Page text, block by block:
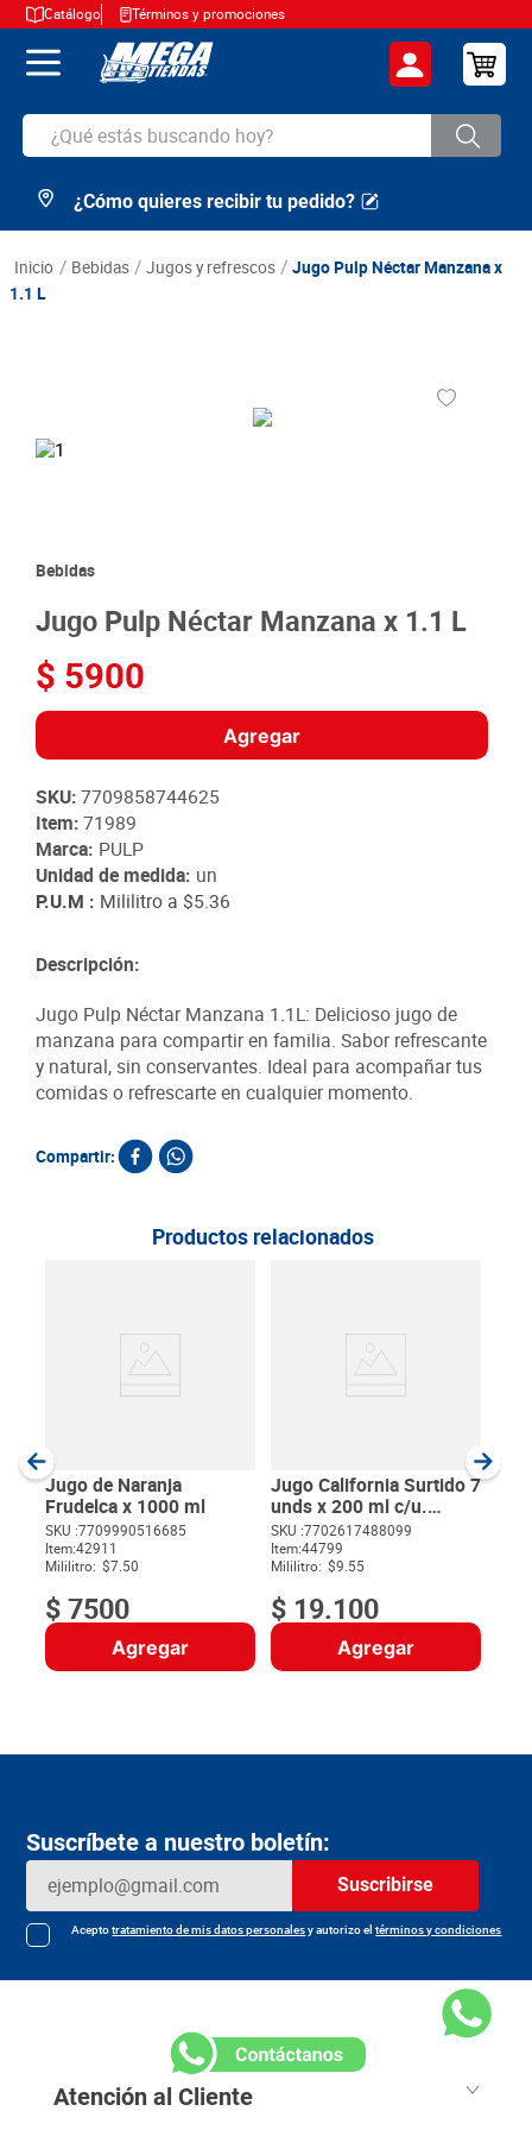
Catálogo Términos y promociones
¿Qué estás buscando hoy?
TÉRMINOS MÁS BUSCADOS
9.
10. papa
¿Cómo quieres recibir tu pedido?
bebidas jugos y refrescos
Jugo Pulp Néctar Manzana x
1.1 L
Bebidas
Jugo Pulp Néctar Manzana x 1.1 L
$ 5900
Agregar
SKU:7709858744625
Item:71989
Marca: PULP
Unidad de medida: un
P.U.M : Mililitro a $5.36
Descripción:
Jugo Pulp Néctar Manzana 1.1L: Delicioso jugo de
manzana para compartir en familia. Sabor refrescante
y natural, sin conservantes. Ideal para acompañar tus
comidas o refrescarte en cualquier momento.
Compartir:
Productos relacionados
Jugo de Naranja
Frudelca x 1000 ml
SKU :7709990516685
Item:42911
Mililitro: $7.50
$7500
Agregar
Jugo California Surtido 7
unds x 200 ml c/u.
Pague 7 Lleve 10 unds
SKU :7702617488099
Item:44799
Mililitro: $9.55
$ 19.100
Agregar
Suscríbete a nuestro boletín:
Suscribirse
Aceptotratamiento de mis datos personalesy autorizo eltérminos y condiciones
Atención al Cliente